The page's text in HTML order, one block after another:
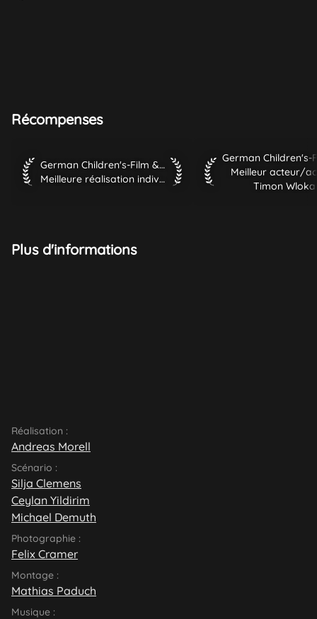
Récompenses
German Children's-Film & TV-Festival 2010 Meilleure
German Children's-Film & TV-Festival 2010
Meilleure réalisation individuelle / Innovation
German Children's-
Meilleur acteur/
Timon Wloka
Plus d'informations
Réalisation :
Andreas Morell
Scénario :
Silja Clemens
Ceylan Yildirim
Michael Demuth
Photographie :
Felix Cramer
Montage :
Mathias Paduch
Musique :